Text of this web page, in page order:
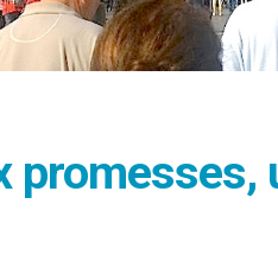
promesses,